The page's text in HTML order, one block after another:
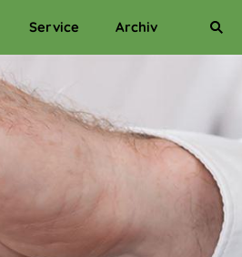
Service Archiv